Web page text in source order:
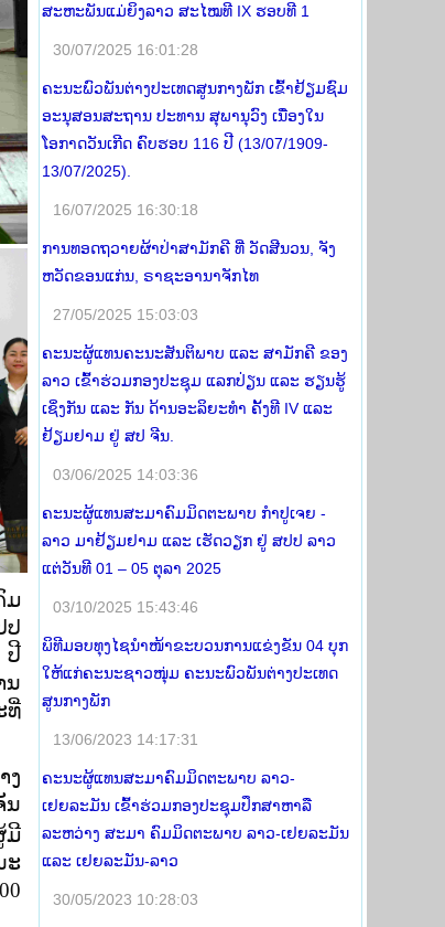
ມ
ປ
ປີ
ນ
ທີ່
ງ
ນ
ມີ
ະ
ສະຫະພັນແມ່ຍິງລາວ ສະໄໝທີ IX ຮອບທີ 1
30/07/2025 16:01:28
ຄະນະພົວພັນຕ່າງປະເທດສູນກາງພັກ ເຂົ້າຢ້ຽມຊົມ
ອະນຸສອນສະຖານ ປະທານ ສຸພານຸວົງ ເນື່ອງໃນ
ໂອກາດວັນເກີດ ຄົບຮອບ 116 ປີ (13/07/1909-
13/07/2025).
16/07/2025 16:30:18
ການທອດຖວາຍຜ້າປ່າສາມັກຄີ ທີ່ ວັດສີນວນ, ຈັງ
ຫວັດຂອນແກ່ນ, ຣາຊະອານາຈັກໄທ
27/05/2025 15:03:03
ຄະນະຜູ້ແທນຄະນະສັນຕິພາບ ແລະ ສາມັກຄີ ຂອງ
ລາວ ເຂົ້າຮ່ວມກອງປະຊຸມ ແລກປ່ຽນ ແລະ ຮຽນຮູ້
ເຊິ່ງກັນ ແລະ ກັນ ດ້ານອະລິຍະທໍາ ຄັ້ງທີ IV ແລະ
ຢ້ຽມຢາມ ຢູ່ ສປ ຈີນ.
03/06/2025 14:03:36
ຄະນະຜູ້ແທນສະມາຄົມມິດຕະພາບ ກໍາປູເຈຍ -
ລາວ ມາຢ້ຽມຢາມ ແລະ ເຮັດວຽກ ຢູ່ ສປປ ລາວ
ແຕ່ວັນທີ 01 – 05 ຕຸລາ 2025
03/10/2025 15:43:46
ພິທີມອບທຸງໄຊນຳໜ້າຂະບວນການແຂ່ງຂັນ 04 ບຸກ
ໃຫ້ແກ່ຄະນະຊາວໜຸ່ມ ຄະນະພົວພັນຕ່າງປະເທດ
ສູນກາງພັກ
13/06/2023 14:17:31
ຄະນະຜູ້ແທນສະມາຄົມມິດຕະພາບ ລາວ-
ເຢຍລະມັນ ເຂົ້າຮ່ວມກອງປະຊຸມປຶກສາຫາລື
ລະຫວ່າງ ສະມາ ຄົມມິດຕະພາບ ລາວ-ເຢຍລະມັນ
ແລະ ເຢຍລະມັນ-ລາວ
30/05/2023 10:28:03